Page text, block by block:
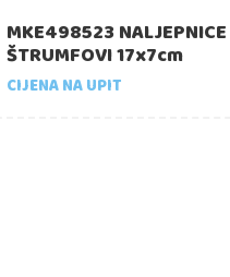
MKE498523 NALJEPNICE
ŠTRUMFOVI 17x7cm
CIJENA NA UPIT